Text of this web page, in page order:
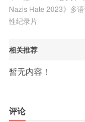
Nazis Hate 2023》多
性纪录片
相关推荐
暂无内容！
评论